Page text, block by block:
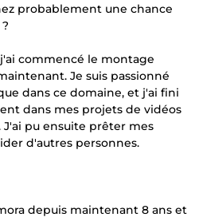
probablement une chance
commencé le montage
Je suis passionné
dans ce domaine, et j'ai fini
dans mes projets de vidéos
pu ensuite prêter mes
d'autres personnes.
depuis maintenant 8 ans et